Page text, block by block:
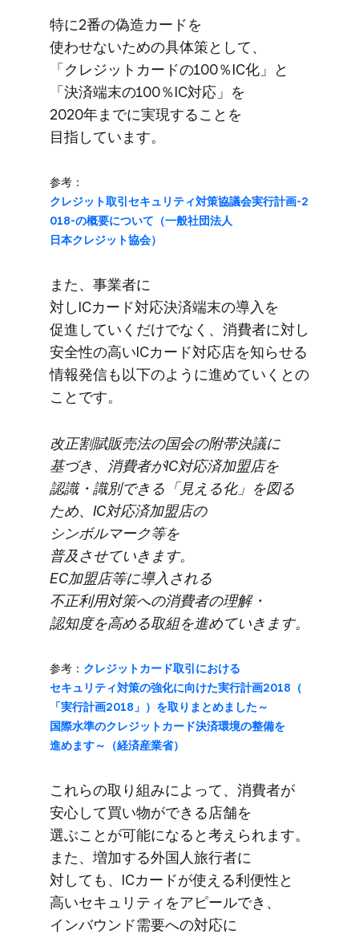
特に​2番の​偽造カードを​
使わせないための​具体策と​して、​
「クレジットカードの​100％IC化」と​
「決済端末の​100％IC対応」を​
2020年までに​実現する​ことを​
目指しています。
参考：
クレジット取引セキュリティ対策協議会実行計画-2
018-の​概要に​ついて​（一般社団法人
日本クレジット協会）
また、​事業者に​
対しICカード対応決済端末の​導入を​
促進していくだけでなく、​消費者に​対し​
安全性の​高い​ICカード対応店を​知らせる​
情報発信も​以下のように​進めていくとの​
ことです。
改正割賦販売法の​国会の​附帯決議に​
基づき、​消費者が​IC対応済加盟店を​
認識・識別できる​「見える​化」を​図る​
ため、​IC対応済加盟店の​
シンボルマーク等を​
普及させていきます。
EC加盟店等に​導入される​
不正利用対策への​消費者の​理解・
認知度を​高める​取組を​進めて​いきます。
参考： クレジットカード取引に​おける​
セキュリティ対策の​強化に​向けた​実行計画2018​（​
「実行計画2018」）を​取りまとめました​～
国際水準の​クレジットカード決済環境の​整備を​
進めます～​（経済産業省）
これらの​取り組みに​よって、​消費者が​
安心して​買い物が​できる​店舗を​
選ぶことが​可能に​なると​考えられます。​
また、​増加する​外国人旅行者に​
対しても、​ICカードが​使える​利便性と​
高い​セキュリティを​アピールでき、​
インバウンド需要への​対応に​